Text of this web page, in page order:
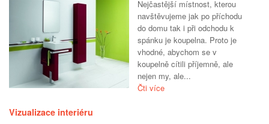
Nejčastější místnost, kterou
navštěvujeme jak po příchodu
do domu tak i při odchodu k
spánku je koupelna. Proto je
vhodné, abychom se v
koupelně cítili příjemně, ale
nejen my, ale...
Čti více
Vizualizace interiéru